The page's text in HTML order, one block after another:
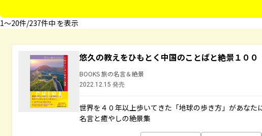
1〜20件/237件中 を表示
悠久の教えをひもとく中国のことばと絶景１００
BOOKS 旅の名言＆絶景
2022.12.15 発売
世界を４０年以上歩いてきた「地球の歩き方」があなた
名言と癒やしの絶景集